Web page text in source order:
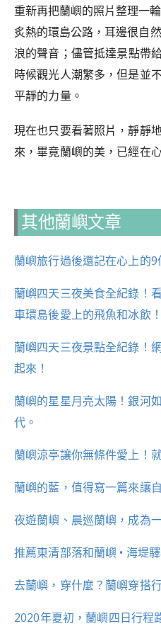
重新再把蘭嶼的照片整理一
炙熱的環島公路， 耳邊很自
浪的聲音 ；儘管抵達景點帶
時候觀光人潮繁多，但是並
平靜的力量。
現在也只要看著照片，靜靜
來，畢竟蘭嶼的美，已經在
其他蘭嶼文章
蘭嶼旅行過後還記在心上的9
蘭嶼四天三夜美食全紀錄！
車環島後愛上的飛魚和冰飲！
蘭嶼四天三夜景點全紀錄！
起來！
蘭嶼的星星月亮太陽！銀河
代。
蘭嶼涼亭讓你無條件愛上！
蘭嶼的藍，值得寫一篇來讓
夜遊蘭嶼、晨巡蘭嶼，成為
推薦東清部落和蘭嶼 • 海堤
去蘭嶼，穿什麼？蘭嶼穿搭
2020年夏初，蘭嶼四日行程